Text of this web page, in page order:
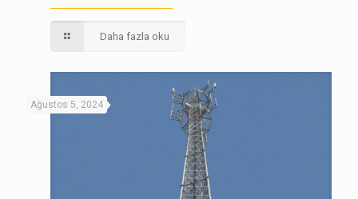
Daha fazla oku
Ağustos 5, 2024